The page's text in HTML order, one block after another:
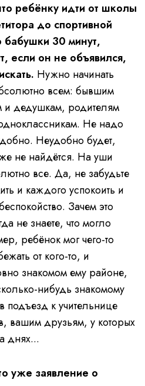
ребёнку идти от школы
до спортивной
бабушки 30 минут,
если он не объявился,
Нужно начинать
всем: бывшим
дедушкам, родителям
Не надо
Неудобно будет,
не найдётся. На уши
все. Да, не забудьте
и каждого успокоить и
Зачем это
не знаете, что могло
ребёнок мог чего-то
от кого-то, и
знакомом ему районе,
нибудь знакомому
подъезд к учительнице
вашим друзьям, у которых
днях...
уже заявление о